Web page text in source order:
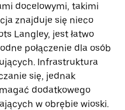
docelowymi, takimi
znajduje się nieco
Langley, jest łatwo
połączenie dla osób
Infrastruktura
się, jednak
dodatkowego
w obrębie wioski.